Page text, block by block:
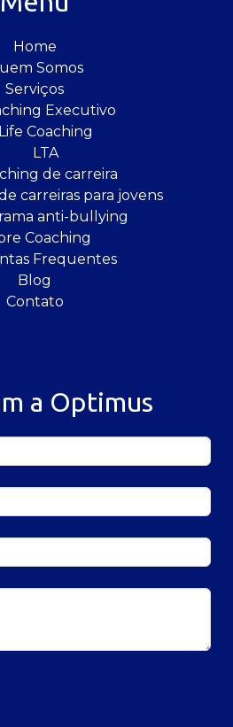
Home
Somos
Serviços
Executivo
Life Coaching
LTA
de carreira
carreiras para jovens
anti-bullying
Coaching
Frequentes
Blog
Contato
a Optimus